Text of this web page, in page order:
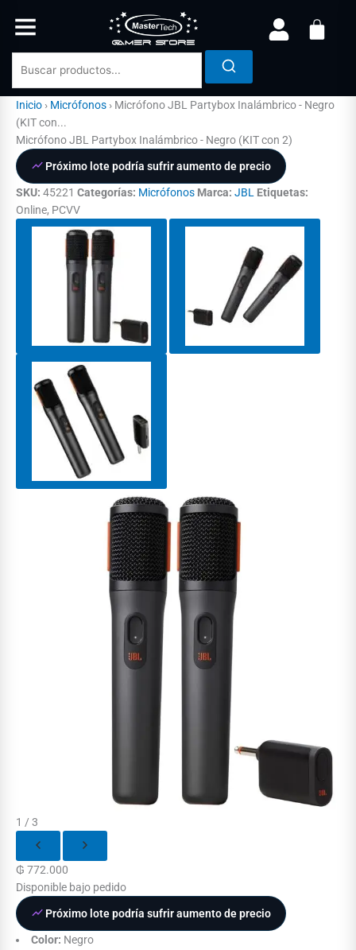
Inicio › Micrófonos › Micrófono JBL Partybox Inalámbrico - Negro
(KIT con...
Micrófono JBL Partybox Inalámbrico - Negro (KIT con 2)
Próximo lote podría sufrir aumento de precio
SKU: 45221 Categorías: Micrófonos Marca: JBL Etiquetas:
Online, PCVV
1 / 3
₲ 772.000
Disponible bajo pedido
Próximo lote podría sufrir aumento de precio
Color: Negro